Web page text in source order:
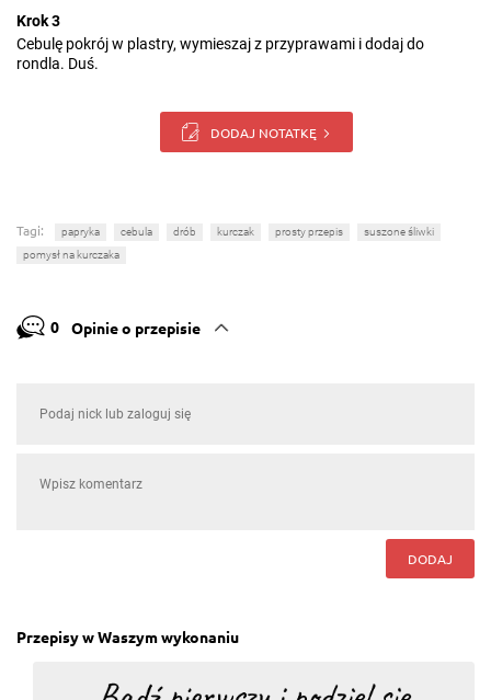
Krok 3
Cebulę pokrój w plastry, wymieszaj z przyprawami i dodaj do
rondla. Duś.
DODAJ NOTATKĘ
Tagi: papryka cebula drób kurczak prosty przepis
suszone śliwki
pomysł na kurczaka
0 Opinie o przepisie
DODAJ
Przepisy w Waszym wykonaniu